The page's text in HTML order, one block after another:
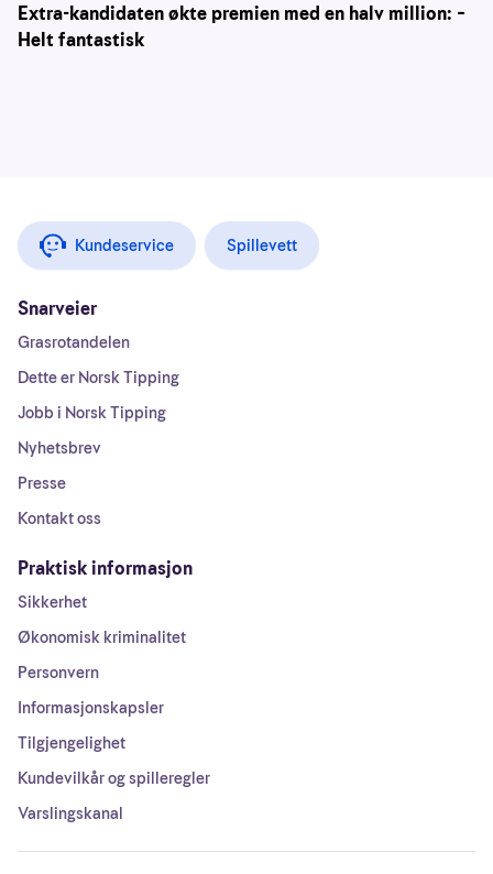
Extra-kandidaten økte premien med en halv million: –
Helt fantastisk
Kundeservice Spillevett
Snarveier
Grasrotandelen
Dette er Norsk Tipping
Jobb i Norsk Tipping
Nyhetsbrev
Presse
Kontakt oss
Praktisk informasjon
Sikkerhet
Økonomisk kriminalitet
Personvern
Informasjonskapsler
Tilgjengelighet
Kundevilkår og spilleregler
Varslingskanal